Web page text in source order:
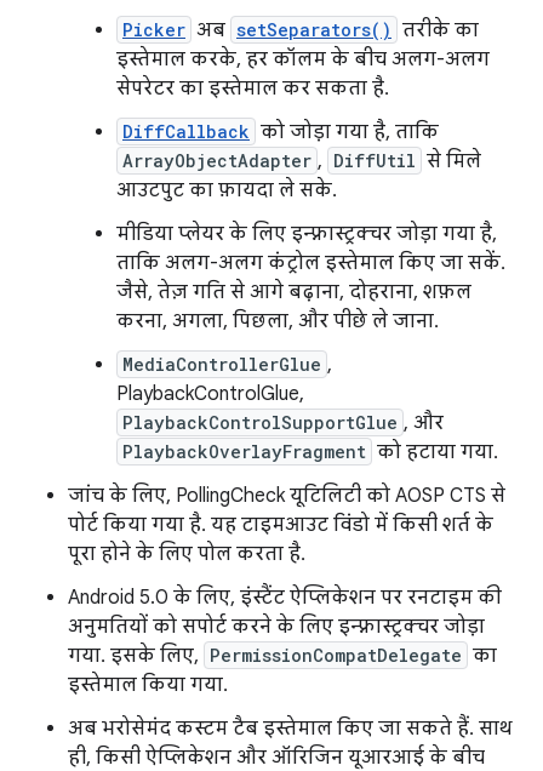
Picker अब setSeparators() तरीके का
इस्तेमाल करके, हर कॉलम के बीच अलग-अलग
सेपरेटर का इस्तेमाल कर सकता है.
DiffCallback को जोड़ा गया है, ताकि
ArrayObjectAdapter , DiffUtil से मिले
आउटपुट का फ़ायदा ले सके.
मीडिया प्लेयर के लिए इन्फ़्रास्ट्रक्चर जोड़ा गया है,
ताकि अलग-अलग कंट्रोल इस्तेमाल किए जा सकें.
जैसे, तेज़ गति से आगे बढ़ाना, दोहराना, शफ़ल
करना, अगला, पिछला, और पीछे ले जाना.
MediaControllerGlue ,
PlaybackControlGlue,
PlaybackControlSupportGlue , और
PlaybackOverlayFragment को हटाया गया.
जांच के लिए, PollingCheck यूटिलिटी को AOSP CTS से
पोर्ट किया गया है. यह टाइमआउट विंडो में किसी शर्त के
पूरा होने के लिए पोल करता है.
Android 5.0 के लिए, इंस्टैंट ऐप्लिकेशन पर रनटाइम की
अनुमतियों को सपोर्ट करने के लिए इन्फ़्रास्ट्रक्चर जोड़ा
गया. इसके लिए, PermissionCompatDelegate का
इस्तेमाल किया गया.
अब भरोसेमंद कस्टम टैब इस्तेमाल किए जा सकते हैं. साथ
ही, किसी ऐप्लिकेशन और ऑरिजिन यूआरआई के बीच